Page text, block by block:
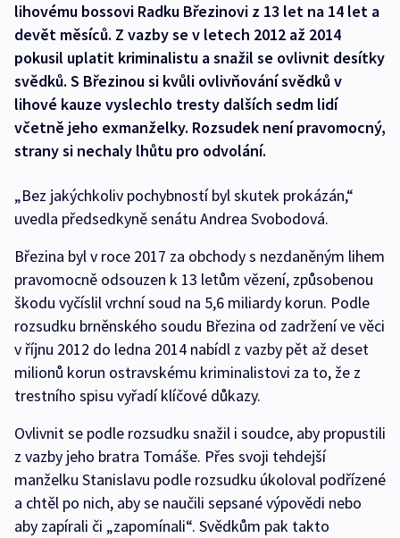
lihovému bossovi Radku Březinovi z 13 let na 14 let a
devět měsíců. Z vazby se v letech 2012 až 2014
pokusil uplatit kriminalistu a snažil se ovlivnit desítky
svědků. S Březinou si kvůli ovlivňování svědků v
lihové kauze vyslechlo tresty dalších sedm lidí
včetně jeho exmanželky. Rozsudek není pravomocný,
strany si nechaly lhůtu pro odvolání.
„Bez jakýchkoliv pochybností byl skutek prokázán,“
uvedla předsedkyně senátu Andrea Svobodová.
Březina byl v roce 2017 za obchody s nezdaněným lihem
pravomocně odsouzen k 13 letům vězení, způsobenou
škodu vyčíslil vrchní soud na 5,6 miliardy korun. Podle
rozsudku brněnského soudu Březina od zadržení ve věci
v říjnu 2012 do ledna 2014 nabídl z vazby pět až deset
milionů korun ostravskému kriminalistovi za to, že z
trestního spisu vyřadí klíčové důkazy.
Ovlivnit se podle rozsudku snažil i soudce, aby propustili
z vazby jeho bratra Tomáše. Přes svoji tehdejší
manželku Stanislavu podle rozsudku úkoloval podřízené
a chtěl po nich, aby se naučili sepsané výpovědi nebo
aby zapírali či „zapomínali“. Svědkům pak takto